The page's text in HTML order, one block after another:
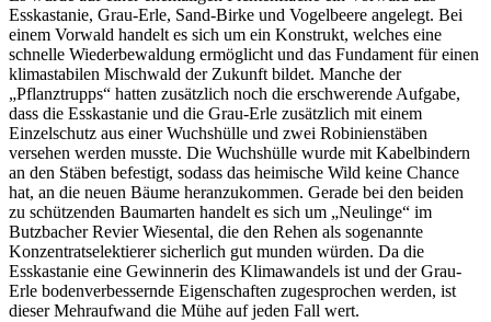
Esskastanie, Grau-Erle, Sand-Birke und Vogelbeere angelegt. Bei
einem Vorwald handelt es sich um ein Konstrukt, welches eine
schnelle Wiederbewaldung ermöglicht und das Fundament für einen
klimastabilen Mischwald der Zukunft bildet. Manche der
„Pflanztrupps“ hatten zusätzlich noch die erschwerende Aufgabe,
dass die Esskastanie und die Grau-Erle zusätzlich mit einem
Einzelschutz aus einer Wuchshülle und zwei Robinienstäben
versehen werden musste. Die Wuchshülle wurde mit Kabelbindern
an den Stäben befestigt, sodass das heimische Wild keine Chance
hat, an die neuen Bäume heranzukommen. Gerade bei den beiden
zu schützenden Baumarten handelt es sich um „Neulinge“ im
Butzbacher Revier Wiesental, die den Rehen als sogenannte
Konzentratselektierer sicherlich gut munden würden. Da die
Esskastanie eine Gewinnerin des Klimawandels ist und der Grau-
Erle bodenverbessernde Eigenschaften zugesprochen werden, ist
dieser Mehraufwand die Mühe auf jeden Fall wert.